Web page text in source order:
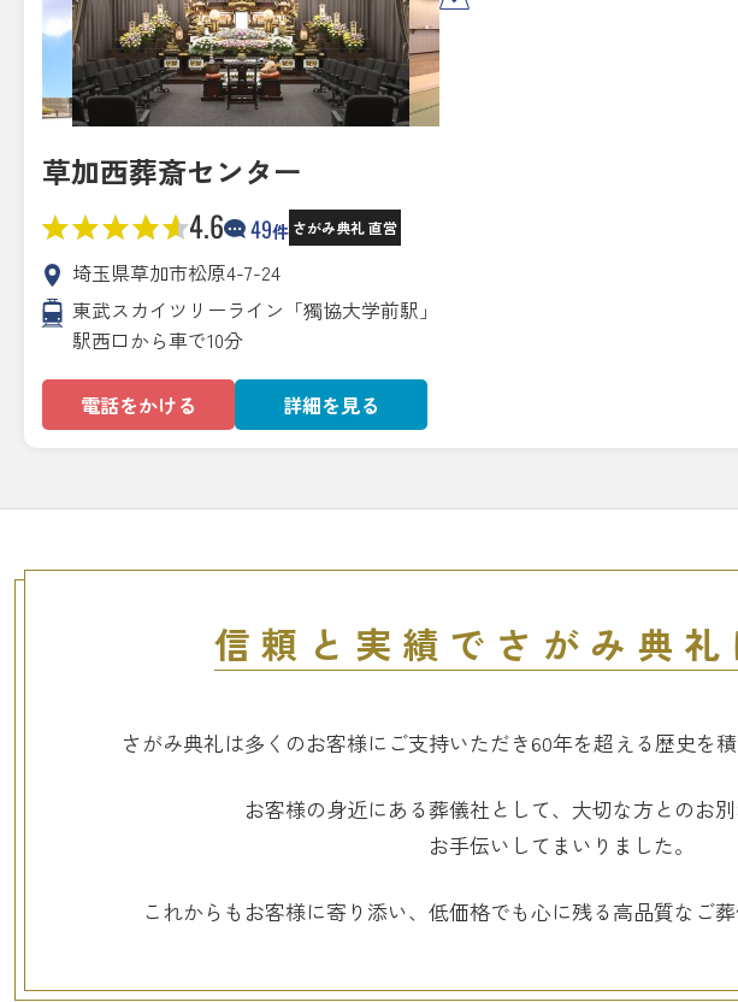
草加西葬斎センター
4.6 49件 さがみ典礼 直営
埼玉県草加市松原4-7-24
東武スカイツリーライン「獨協大学前駅」
駅西口から車で10分
電話をかける 詳細を見る
信頼と実績で さがみ典
さがみ典礼は多くのお客様に ご支持いただき60年を超える歴史を
お客様の身近にある葬儀社として、 大切な方とのお
お手伝いしてまいりました。
これからもお客様に寄り添い、 低価格でも心に残る高品質な ご